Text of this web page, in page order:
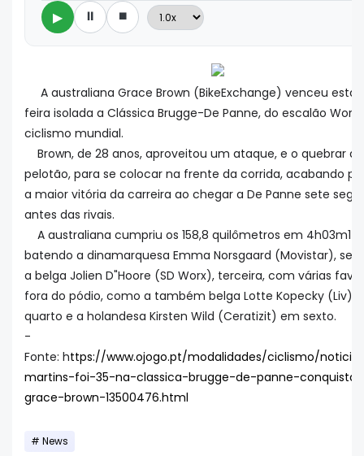
▶ ⏸ ⏹
A australiana Grace Brown (BikeExchange) venceu esta
feira isolada a Clássica Brugge-De Panne, do escalão
ciclismo mundial.
Brown, de 28 anos, aproveitou um ataque, e o quebrar do
pelotão, para se colocar na frente da corrida, acabando
a maior vitória da carreira ao chegar a De Panne sete
antes das rivais.
A australiana cumpriu os 158,8 quilômetros em
batendo a dinamarquesa Emma Norsgaard (Movistar),
a belga Jolien D"Hoore (SD Worx), terceira, com várias
fora do pódio, como a também belga Lotte Kopecky (Liv)
quarto e a holandesa Kirsten Wild (Ceratizit) em sexto.
-
Fonte: https://www.ojogo.pt/modalidades/ciclismo/
martins-foi-35-na-classica-brugge-de-panne-
grace-brown-13500476.html
News